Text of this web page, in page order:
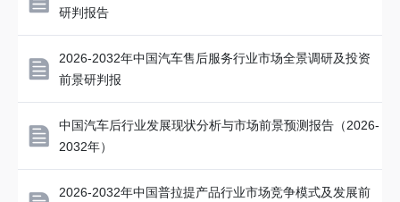
研判报告
2026-2032年中国汽车售后服务行业市场全景调研及投资
前景研判报
中国汽车后行业发展现状分析与市场前景预测报告（2026-
2032年）
2026-2032年中国普拉提产品行业市场竞争模式及发展前